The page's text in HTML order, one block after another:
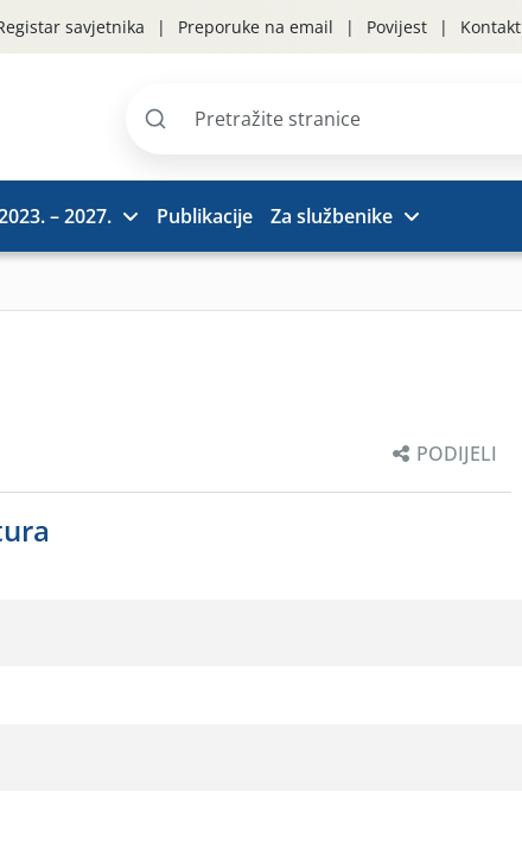
savjetnika Preporuke na email Povijest Kontakt
Pretraži
– 2027. Publikacije Za službenike
PODIJELI